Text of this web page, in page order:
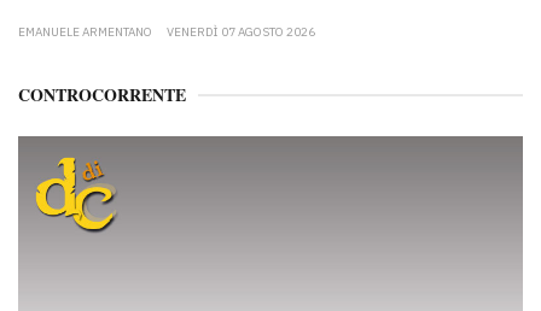
EMANUELE ARMENTANO VENERDÌ 07 AGOSTO 2026
CONTROCORRENTE